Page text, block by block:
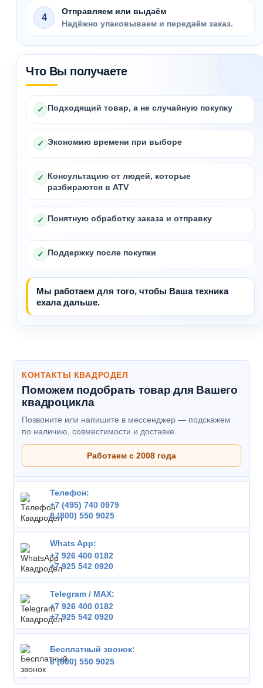
4
Отправляем или выдаём
Надёжно упаковываем и передаём заказ.
Что Вы получаете
✓ Подходящий товар, а не случайную покупку
✓ Экономию времени при выборе
✓ Консультацию от людей, которые
разбираются в ATV
✓ Понятную обработку заказа и отправку
✓ Поддержку после покупки
Мы работаем для того, чтобы Ваша техника
ехала дальше.
КОНТАКТЫ КВАДРОДЕЛ
Поможем подобрать товар для Вашего
квадроцикла
Позвоните или напишите в мессенджер — подскажем
по наличию, совместимости и доставке.
Работаем с 2008 года
Телефон:
+7 (495) 740 0979
8 (800) 550 9025
Whats App:
+7 926 400 0182
+7 925 542 0920
Telegram / MAX:
+7 926 400 0182
+7 925 542 0920
Бесплатный звонок:
8 (800) 550 9025